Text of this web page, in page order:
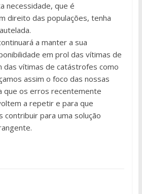
necessidade, que é
direito das populações, tenha
a manter a sua
em prol das vítimas de
das vítimas de catástrofes como
assim o foco das nossas
que os erros recentemente
a repetir e para que
para uma solução